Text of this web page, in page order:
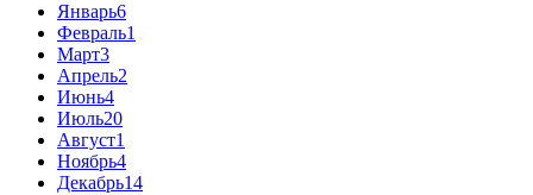
Январь6
Февраль1
Март3
Апрель2
Июнь4
Июль20
Август1
Ноябрь4
Декабрь14